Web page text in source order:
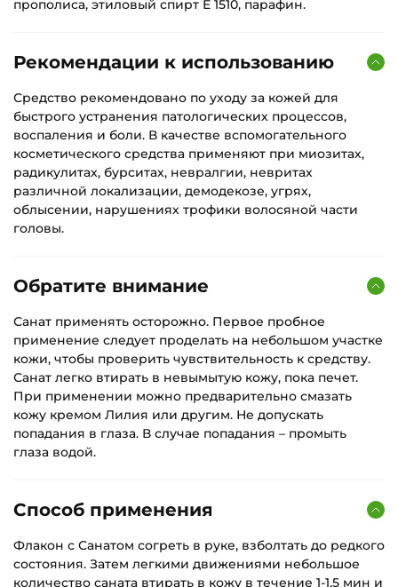
прополиса, этиловый спирт Е 1510, парафин.
Рекомендации к использованию
Средство рекомендовано по уходу за кожей для
быстрого устранения патологических процессов,
воспаления и боли. В качестве вспомогательного
косметического средства применяют при миозитах,
радикулитах, бурситах, невралгии, невритах
различной локализации, демодекозе, угрях,
облысении, нарушениях трофики волосяной части
головы.
Обратите внимание
Санат применять осторожно. Первое пробное
применение следует проделать на небольшом участке
кожи, чтобы проверить чувствительность к средству.
Санат легко втирать в невымытую кожу, пока печет.
При применении можно предварительно смазать
кожу кремом Лилия или другим. Не допускать
попадания в глаза. В случае попадания – промыть
глаза водой.
Способ применения
Флакон с Санатом согреть в руке, взболтать до редкого
состояния. Затем легкими движениями небольшое
количество саната втирать в кожу в течение 1-1,5 мин и